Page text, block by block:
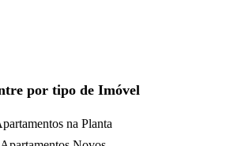
por tipo de Imóvel
na Planta